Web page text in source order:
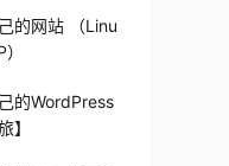
的网站 （Linu
的WordPress
】